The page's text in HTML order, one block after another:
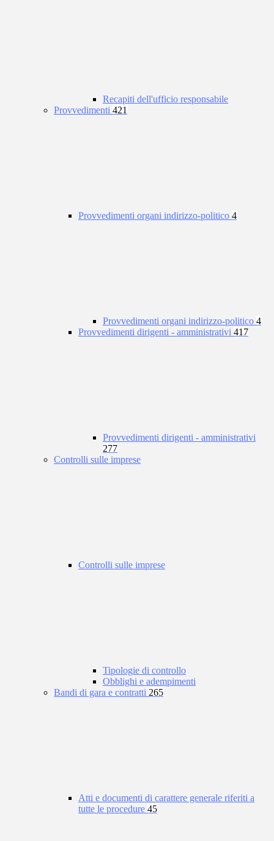
Recapiti dell'ufficio responsabile
Provvedimenti 421
Provvedimenti organi indirizzo-politico 4
Provvedimenti organi indirizzo-politico 4
Provvedimenti dirigenti - amministrativi 417
Provvedimenti dirigenti - amministrativi
277
Controlli sulle imprese
Controlli sulle imprese
Tipologie di controllo
Obblighi e adempimenti
Bandi di gara e contratti 265
Atti e documenti di carattere generale riferiti a
tutte le procedure 45